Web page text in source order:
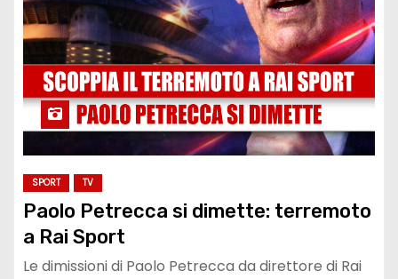
SPORT TV
Paolo Petrecca si dimette: terremoto
a Rai Sport
Le dimissioni di Paolo Petrecca da direttore di Rai